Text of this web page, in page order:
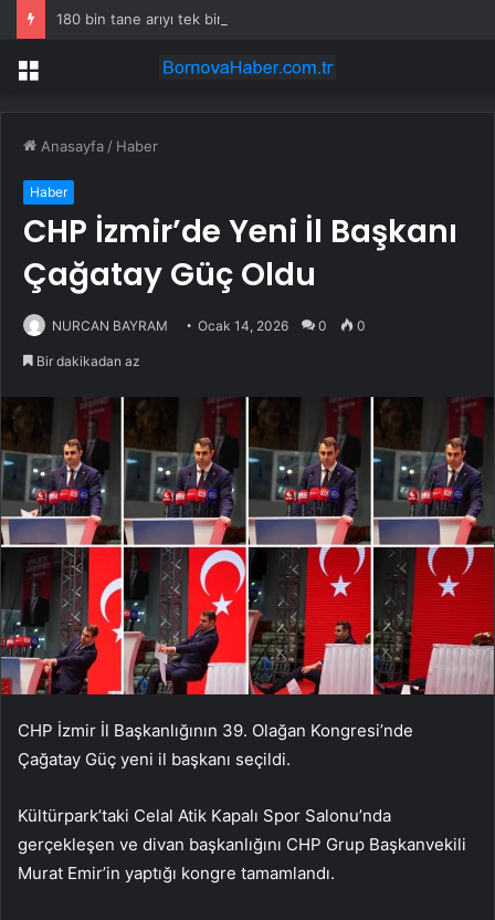
180 bin tane arıyı tek bir amaç doğaya saldılar
Menü
Anasayfa / Haber
Haber
CHP İzmir’de Yeni İl Başkanı
Çağatay Güç Oldu
NURCAN BAYRAM Ocak 14, 2026 0 0
Bir dakikadan az
CHP İzmir İl Başkanlığının 39. Olağan Kongresi’nde
Çağatay Güç yeni il başkanı seçildi.
Kültürpark’taki Celal Atik Kapalı Spor Salonu’nda
gerçekleşen ve divan başkanlığını CHP Grup Başkanvekili
Murat Emir’in yaptığı kongre tamamlandı.